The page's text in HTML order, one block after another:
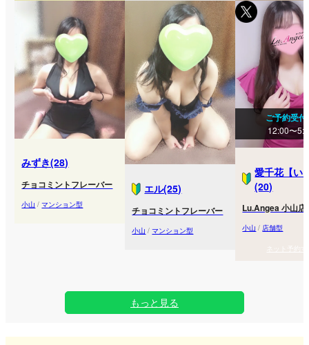
みずき(28)
チョコミントフレーバー
小山 /マンション型
エル(25)
チョコミントフレーバー
小山 /マンション型
ご予約受
12:00〜
愛千花【い
(20)
Lu.Angea 小山店
小山 / 店舗型
もっと見る